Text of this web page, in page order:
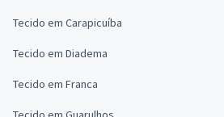
Tecido em Carapicuíba
Tecido em Diadema
Tecido em Franca